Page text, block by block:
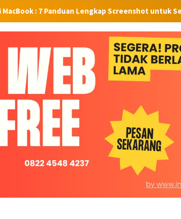
Lengkap Screenshot untuk Semua Kebutuhan